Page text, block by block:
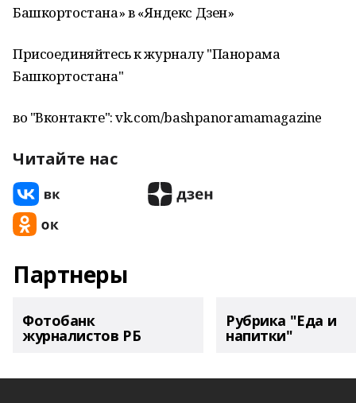
Башкортостана» в «Яндекс Дзен»
Присоединяйтесь к журналу "Панорама
Башкортостана"
во "Вконтакте": vk.com/bashpanoramamagazine
Читайте нас
Партнеры
Фотобанк
журналистов РБ
Рубрика "Еда и
напитки"